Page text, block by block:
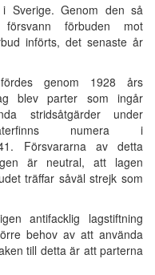
Sverige. Genom den så
försvann förbuden mot
införts, det senaste år
genom 1928 års
blev parter som ingår
stridsåtgärder under
numera i
Försvararna av detta
är neutral, att lagen
träffar såväl strejk som
antifacklig lagstiftning
behov av att använda
till detta är att parterna